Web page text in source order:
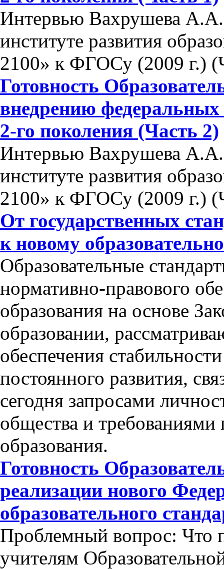
Интервью Вахрушева А.А.
институте развития
2100» к ФГОСу (2009 г.)
Готовность
внедрению федеральных
2-го поколения (Часть 2)
Интервью Вахрушева А.А.
институте развития
2100» к ФГОСу (2009 г.)
От государственных
к новому
Образовательные
нормативно-правового
образования на основе
образовании,
обеспечения
постоянного развития,
сегодня запросами
общества и требованиями
образования.
Готовность
реализации нового
образовательного
Проблемный вопрос: Что
учителям